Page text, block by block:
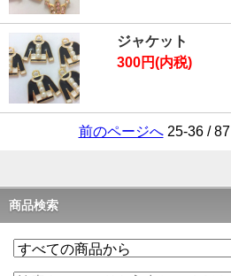
ジャケット
300円(内税)
前のページへ25-36 / 87
商品検索